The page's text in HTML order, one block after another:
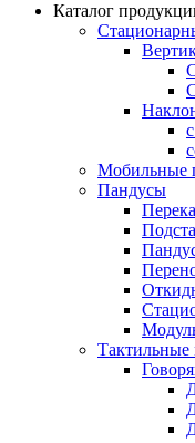
Каталог
Мобильные
Пандусы